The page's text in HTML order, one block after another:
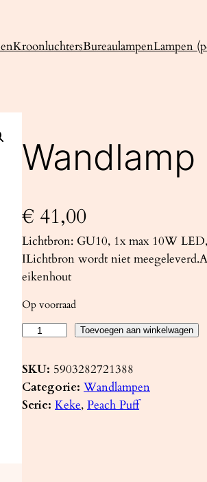
KroonluchtersBureaulampenLampen
Wandlamp
€ 41,00
Lichtbron: GU10, 1x max 10W
ILichtbron wordt niet
eikenhout
Op voorraad
n
d
l
Toevoegen aan winkelwagen
SKU: 5903282721388
Categorie: Wandlampen
Serie: Keke, Peach Puff